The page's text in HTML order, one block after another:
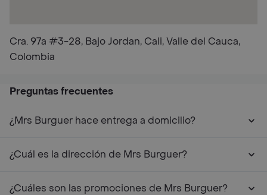
Cra. 97a #3-28, Bajo Jordan, Cali, Valle del Cauca,
Colombia
Preguntas frecuentes
¿Mrs Burguer hace entrega a domicilio?
¿Cuál es la dirección de Mrs Burguer?
¿Cuáles son las promociones de Mrs Burguer?